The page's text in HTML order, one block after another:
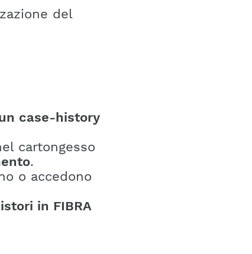
del
case-history
cartongesso
.
o accedono
in FIBRA